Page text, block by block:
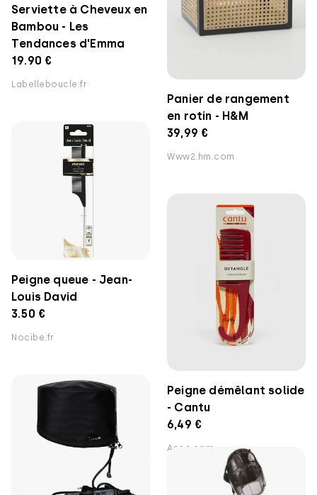
Serviette à Cheveux en
Bambou - Les
Tendances d'Emma
19.90 €
Labelleboucle.fr
Panier de rangement
en rotin - H&M
39,99 €
Www2.hm.com
Peigne queue - Jean-
Louis David
3.50 €
Nocibe.fr
Peigne démêlant solide
- Cantu
6,49 €
Asos.com